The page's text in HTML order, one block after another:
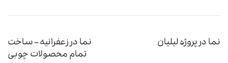
نما در پروژه لیلیان
نما در زعفرانیه – ساخت
تمام محصولات چوبی